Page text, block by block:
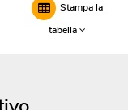
Stampa la
tabella